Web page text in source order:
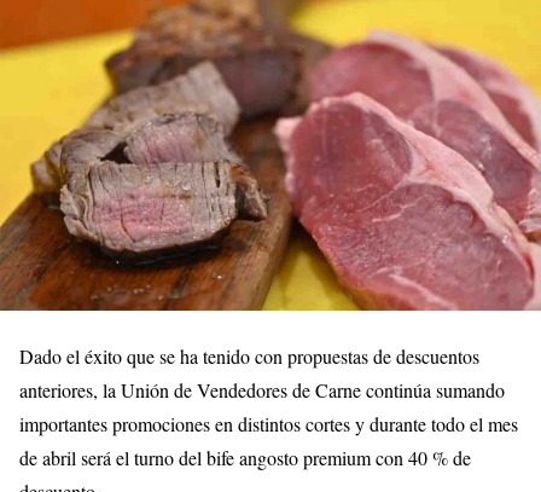
Dado el éxito que se ha tenido con propuestas de descuentos
anteriores, la Unión de Vendedores de Carne continúa sumando
importantes promociones en distintos cortes y durante todo el mes
de abril será el turno del bife angosto premium con 40 % de